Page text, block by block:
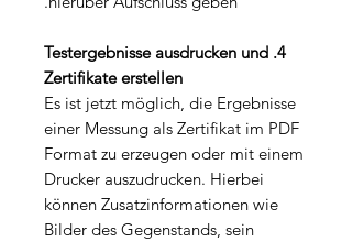
4. Testergebnisse ausdrucken und
Zertifikate erstellen
Es ist jetzt möglich, die Ergebnisse
einer Messung als Zertifikat im PDF
Format zu erzeugen oder mit einem
Drucker auszudrucken. Hierbei
können Zusatzinformationen wie
Bilder des Gegenstands, sein